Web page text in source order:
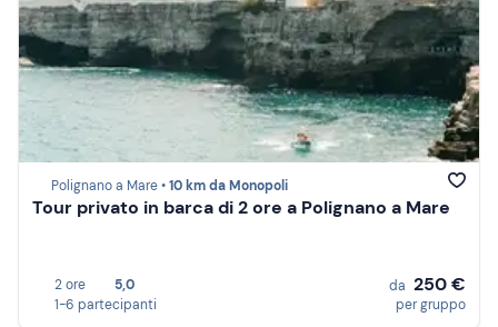
Polignano a Mare •10 km da Monopoli
Tour privato in barca di 2 ore a Polignano a Mare
2 ore
5,0
1-6 partecipanti
da 250 €
per gruppo